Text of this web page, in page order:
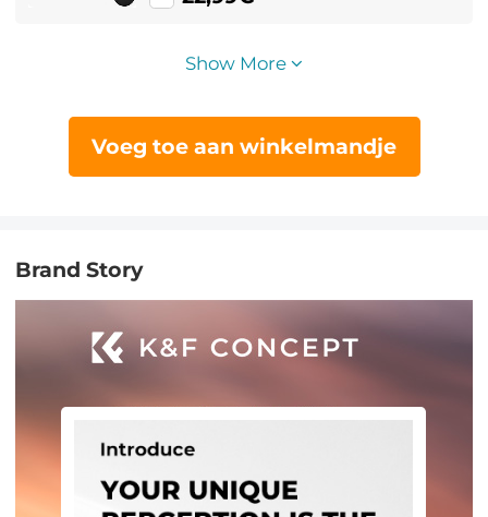
Show More
Voeg toe aan winkelmandje
Brand Story